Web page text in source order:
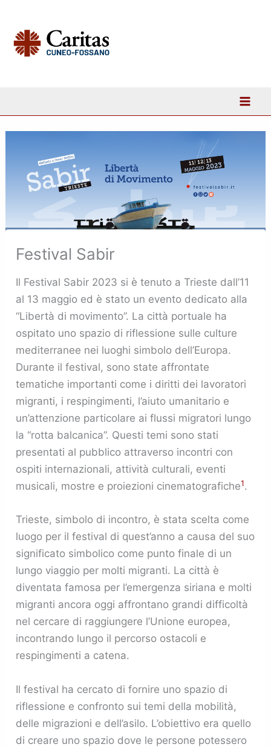
contenuto
Festival Sabir
Il Festival Sabir 2023 si è tenuto a Trieste dall’11
al 13 maggio ed è stato un evento dedicato alla
“Libertà di movimento”. La città portuale ha
ospitato uno spazio di riflessione sulle culture
mediterranee nei luoghi simbolo dell’Europa.
Durante il festival, sono state affrontate
tematiche importanti come i diritti dei lavoratori
migranti, i respingimenti, l’aiuto umanitario e
un’attenzione particolare ai flussi migratori lungo
la “rotta balcanica”. Questi temi sono stati
presentati al pubblico attraverso incontri con
ospiti internazionali, attività culturali, eventi
musicali, mostre e proiezioni cinematografiche​1​.
Trieste, simbolo di incontro, è stata scelta come
luogo per il festival di quest’anno a causa del suo
significato simbolico come punto finale di un
lungo viaggio per molti migranti. La città è
diventata famosa per l’emergenza siriana e molti
migranti ancora oggi affrontano grandi difficoltà
nel cercare di raggiungere l’Unione europea,
incontrando lungo il percorso ostacoli e
respingimenti a catena​.
Il festival ha cercato di fornire uno spazio di
riflessione e confronto sui temi della mobilità,
delle migrazioni e dell’asilo. L’obiettivo era quello
di creare uno spazio dove le persone potessero